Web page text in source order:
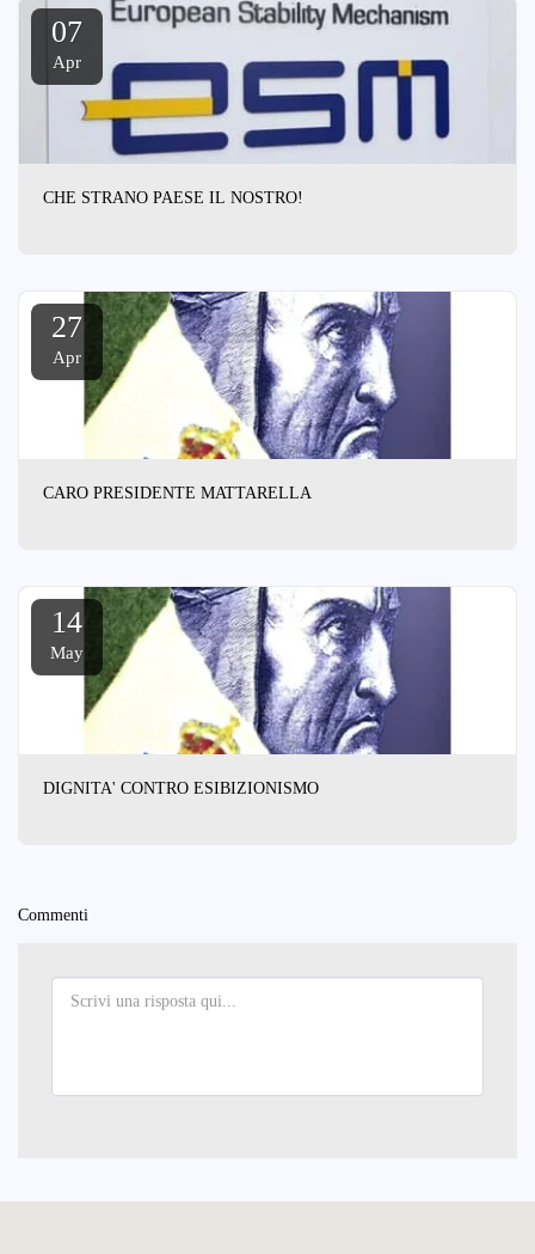
07
Apr
CHE STRANO PAESE IL NOSTRO!
27
Apr
CARO PRESIDENTE MATTARELLA
14
May
DIGNITA' CONTRO ESIBIZIONISMO
Commenti